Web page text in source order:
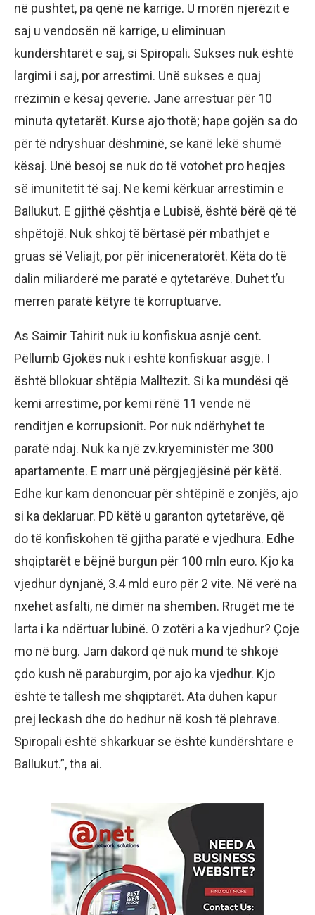
në pushtet, pa qenë në karrige. U morën njerëzit e
saj u vendosën në karrige, u eliminuan
kundërshtarët e saj, si Spiropali. Sukses nuk është
largimi i saj, por arrestimi. Unë sukses e quaj
rrëzimin e kësaj qeverie. Janë arrestuar për 10
minuta qytetarët. Kurse ajo thotë; hape gojën sa do
për të ndryshuar dëshminë, se kanë lekë shumë
kësaj. Unë besoj se nuk do të votohet pro heqjes
së imunitetit të saj. Ne kemi kërkuar arrestimin e
Ballukut. E gjithë çështja e Lubisë, është bërë që të
shpëtojë. Nuk shkoj të bërtasë për mbathjet e
gruas së Veliajt, por për iniceneratorët. Këta do të
dalin miliarderë me paratë e qytetarëve. Duhet t’u
merren paratë këtyre të korruptuarve.
As Saimir Tahirit nuk iu konfiskua asnjë cent.
Pëllumb Gjokës nuk i është konfiskuar asgjë. I
është bllokuar shtëpia Malltezit. Si ka mundësi që
kemi arrestime, por kemi rënë 11 vende në
renditjen e korrupsionit. Por nuk ndërhyhet te
paratë ndaj. Nuk ka një zv.kryeministër me 300
apartamente. E marr unë përgjegjësinë për këtë.
Edhe kur kam denoncuar për shtëpinë e zonjës, ajo
si ka deklaruar. PD këtë u garanton qytetarëve, që
do të konfiskohen të gjitha paratë e vjedhura. Edhe
shqiptarët e bëjnë burgun për 100 mln euro. Kjo ka
vjedhur dynjanë, 3.4 mld euro për 2 vite. Në verë na
nxehet asfalti, në dimër na shemben. Rrugët më të
larta i ka ndërtuar lubinë. O zotëri a ka vjedhur? Çoje
mo në burg. Jam dakord që nuk mund të shkojë
çdo kush në paraburgim, por ajo ka vjedhur. Kjo
është të tallesh me shqiptarët. Ata duhen kapur
prej leckash dhe do hedhur në kosh të plehrave.
Spiropali është shkarkuar se është kundërshtare e
Ballukut.”, tha ai.